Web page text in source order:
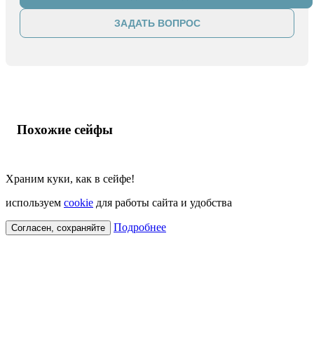
ЗАДАТЬ ВОПРОС
Похожие сейфы
Храним куки, как в сейфе!
используем cookie для работы сайта и удобства
Согласен, сохраняйте Подробнее